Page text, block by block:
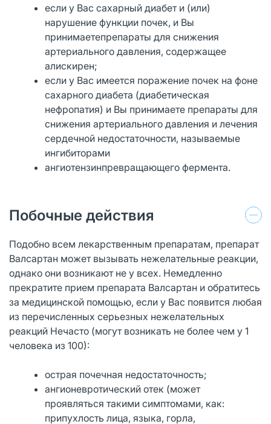
если у Вас сахарный диабет и (или)
нарушение функции почек, и Вы
принимаетепрепараты для снижения
артериального давления, содержащее
алискирен;
если у Вас имеется поражение почек на фоне
сахарного диабета (диабетическая
нефропатия) и Вы принимаете препараты для
снижения артериального давления и лечения
сердечной недостаточности, называемые
ингибиторами
ангиотензинпревращающего фермента.
Побочные действия
Подобно всем лекарственным препаратам, препарат
Валсартан может вызывать нежелательные реакции,
однако они возникают не у всех. Немедленно
прекратите прием препарата Валсартан и обратитесь
за медицинской помощью, если у Вас появится любая
из перечисленных серьезных нежелательных
реакций Нечасто (могут возникать не более чем у 1
человека из 100):
острая почечная недостаточность;
ангионевротический отек (может
проявляться такими симптомами, как:
припухлость лица, языка, горла,